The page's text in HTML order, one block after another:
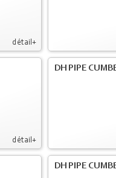
détail+
détail+
DH PIPE
DH PIPE